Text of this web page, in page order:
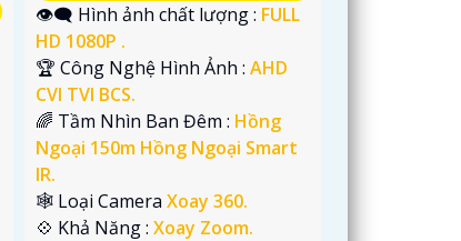
👁️‍🗨 Hình ảnh chất lượng : FULL
HD 1080P .
🏆 Công Nghệ Hình Ảnh :AHD
CVI TVI BCS.
🌈 Tầm Nhìn Ban Đêm : Hồng
Ngoại 150m Hồng Ngoại Smart
IR.
🕸️ Loại CameraXoay 360.
️💠 Khả Năng :Xoay Zoom.